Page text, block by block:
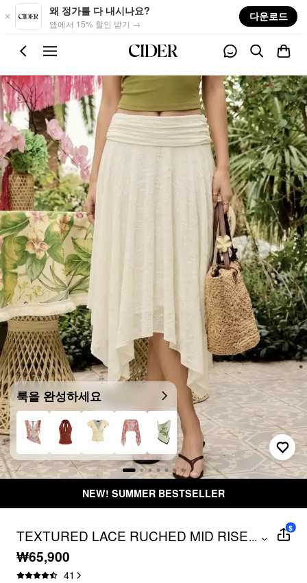
Skip to main content
왜 정가를 다 내시나요?
앱에서 15% 할인 받기 →
다운로드
룩을 완성하세요
NEW! SUMMER BESTSELLER
TEXTURED LACE RUCHED MID RISE
ASYMMETRICAL HEM FLARED MIDI
SKIRT
...
₩65,900
41
$